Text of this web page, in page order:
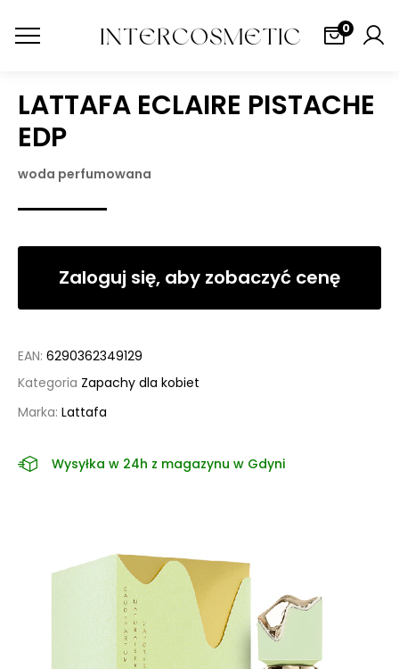
0
LATTAFA ECLAIRE PISTACHE
EDP
woda perfumowana
Zaloguj się, aby zobaczyć cenę
EAN: 6290362349129
Kategoria Zapachy dla kobiet
Marka: Lattafa
Wysyłka w 24h z magazynu w Gdyni